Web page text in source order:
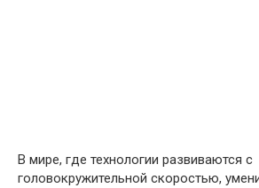
В мире, где технологии развиваются с
головокружительной скоростью,